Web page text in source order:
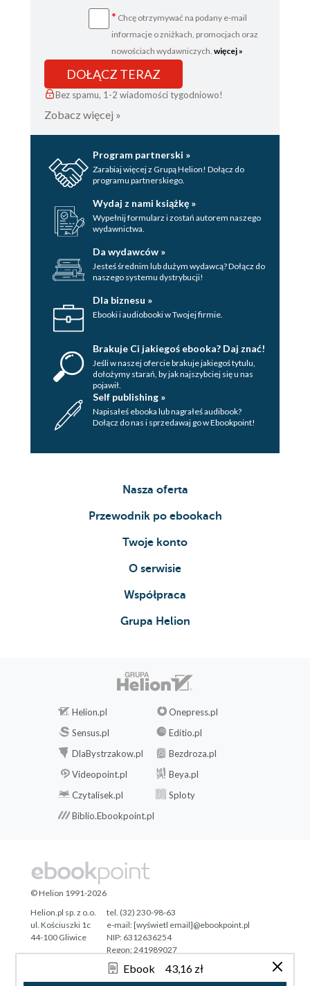
Ebook 43,16 zł
* Chcę otrzymywać na podany e-mail
informacje o zniżkach, promocjach oraz
nowościach wydawniczych. więcej »
DOŁĄCZ TERAZ
Bez spamu, 1-2 wiadomości tygodniowo!
Zobacz więcej »
Program partnerski »
Zarabiaj więcej z Grupą Helion! Dołącz do
programu partnerskiego.
Wydaj z nami książkę »
Wypełnij formularz i zostań autorem naszego
wydawnictwa.
Da wydawców »
Jesteś średnim lub dużym wydawcą? Dołącz do
naszego systemu dystrybucji!
Dla biznesu »
Ebooki i audiobooki w Twojej firmie.
Brakuje Ci jakiegoś ebooka? Daj znać!
Jeśli w naszej ofercie brakuje jakiegoś tytulu,
dołożymy starań, by jak najszybciej się u nas
pojawił.
Self publishing »
Napisałeś ebooka lub nagrałeś audibook?
Dołącz do nas i sprzedawaj go w Ebookpoint!
Nasza oferta
Przewodnik po ebookach
Twoje konto
O serwisie
Współpraca
Grupa Helion
Helion.pl
Onepress.pl
Sensus.pl
Editio.pl
DlaBystrzakow.pl
Bezdroza.pl
Videopoint.pl
Beya.pl
Czytalisek.pl
Sploty
Biblio.Ebookpoint.pl
Tonik.pl
© Helion 1991-2026
Helion.pl sp. z o.o.
ul. Kościuszki 1c
44-100 Gliwice
tel. (32) 230-98-63
e-mail:[wyświetl email]@ebookpoint.pl
NIP: 6312636254
Regon: 241989027